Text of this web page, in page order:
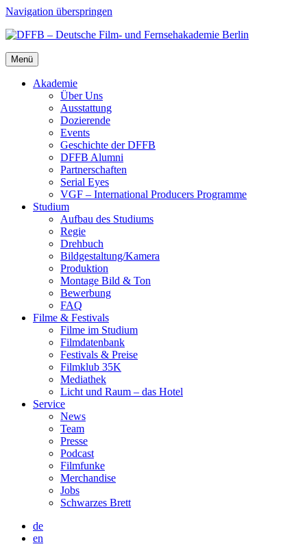
Navigation überspringen
Menü
Aka­de­mie
Über Uns
Aus­stat­tung
Dozie­ren­de
Events
Geschich­te der DFFB
DFFB Alum­ni
Part­ner­schaf­ten
Seri­al Eyes
VGF – Inter­na­tio­nal Pro­du­cers Pro­gram­me
Stu­di­um
Auf­bau des Stu­di­ums
Regie
Dreh­buch
Bildgestaltung/​​Kamera
Pro­duk­ti­on
Mon­ta­ge Bild & Ton
Bewer­bung
FAQ
Fil­me & Fes­ti­vals
Fil­me im Stu­di­um
Film­da­ten­bank
Fes­ti­vals & Prei­se
Film­klub 35K
Media­thek
Licht und Raum – das Hotel
Ser­vice
News
Team
Pres­se
Pod­cast
Film­fun­ke
Mer­chan­di­se
Jobs
Schwar­zes Brett
de
en